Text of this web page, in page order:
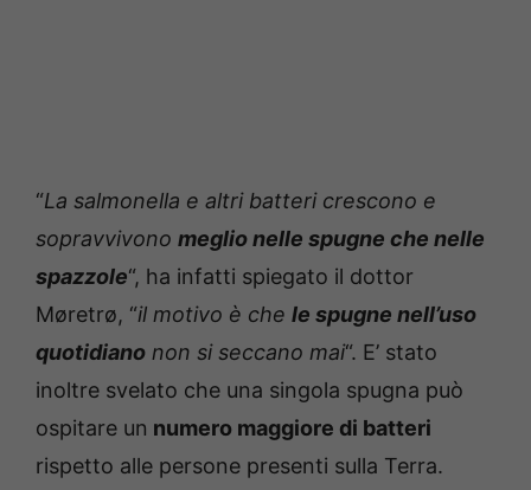
“La salmonella e altri batteri crescono e
sopravvivono meglio nelle spugne che nelle
spazzole“, ha infatti spiegato il dottor
Møretrø, “il motivo è che le spugne nell’uso
quotidiano non si seccano mai“. E’ stato
inoltre svelato che una singola spugna può
ospitare un numero maggiore di batteri
rispetto alle persone presenti sulla Terra.